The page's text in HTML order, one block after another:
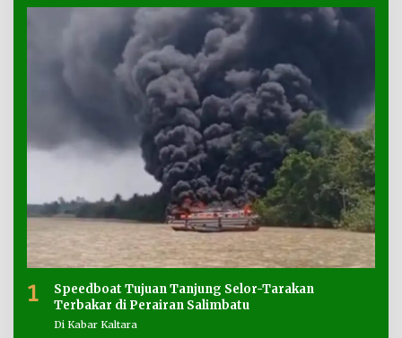
1
Speedboat Tujuan Tanjung Selor-Tarakan
Terbakar di Perairan Salimbatu
Di Kabar Kaltara